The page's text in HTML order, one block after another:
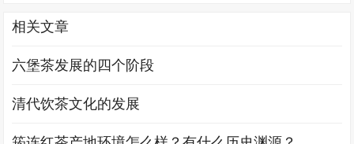
相关文章
六堡茶发展的四个阶段
清代饮茶文化的发展